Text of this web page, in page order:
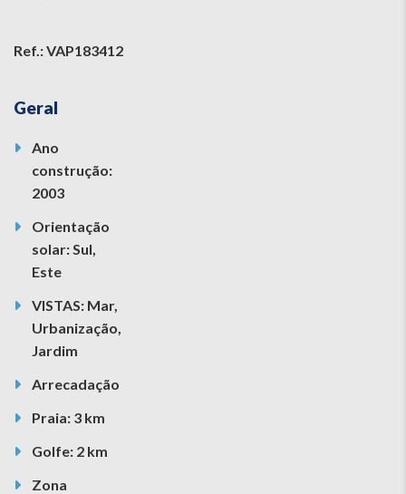
Ref.: VAP183412
Geral
Ano
construção:
2003
Orientação
solar: Sul,
Este
VISTAS: Mar,
Urbanização,
Jardim
Arrecadação
Praia: 3 km
Golfe: 2 km
Zona